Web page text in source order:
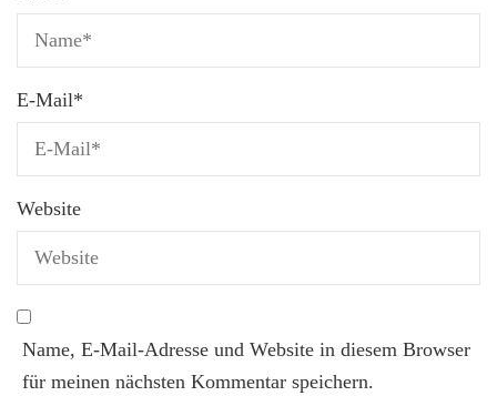
E-Mail*
Website
Name, E-Mail-Adresse und Website in diesem Browser
für meinen nächsten Kommentar speichern.